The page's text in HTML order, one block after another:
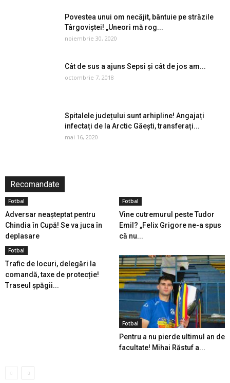
Povestea unui om necăjit, bântuie pe străzile
Târgoviștei! „Uneori mă rog...
noiembrie 30, 2020
Cât de sus a ajuns Sepsi și cât de jos am...
octombrie 7, 2018
Spitalele județului sunt arhipline! Angajați
infectați de la Arctic Găești, transferați...
mai 16, 2020
Recomandate
Fotbal
Adversar neașteptat pentru
Chindia în Cupă! Se va juca în
deplasare
Fotbal
Vine cutremurul peste Tudor
Emil? „Felix Grigore ne-a spus
că nu...
Fotbal
Trafic de locuri, delegări la
comandă, taxe de protecție!
Traseul șpăgii...
Fotbal
Pentru a nu pierde ultimul an de
facultate! Mihai Răstuf a...